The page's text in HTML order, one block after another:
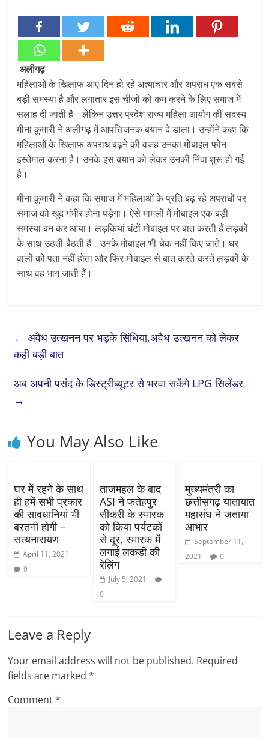
अलीगढ़
महिलाओं के खिलाफ आए दिन हो रहे अत्याचार और अपराध एक सबसे
बड़ी समस्या है और लगातार इस चीजों को कम करने के लिए समाज में
सलाह दी जाती है। लेकिन उत्तर प्रदेश राज्य महिला आयोग की सदस्य
मीना कुमारी ने अलीगढ़ में आपत्तिजनक बयान दे डाला। उन्होंने कहा कि
महिलाओं के खिलाफ अपराध बढ़ने की वजह उनका मोबाइल फोन
इस्तेमाल करना है। उनके इस बयान को लेकर उनकी निंदा शुरू हो गई
है।
मीना कुमारी ने कहा कि समाज में महिलाओं के प्रति बढ़ रहे अपराधों पर
समाज को खुद गंभीर होना पड़ेगा। ऐसे मामलों में मोबाइल एक बड़ी
समस्या बन कर आया। लड़कियां घंटों मोबाइल पर बात करती हैं लड़कों
के साथ उठती-बैठती हैं। उनके मोबाइल भी चेक नहीं किए जाते। घर
वालों को पता नहीं होता और फिर मोबाइल से बात करते-करते लड़कों के
साथ वह भाग जाती हैं।
← अवैध उत्खनन पर भड़के सिंधिया,अवैध उत्खनन को लेकर
कही बड़ी बात
अब अपनी पसंद के डिस्ट्रीब्यूटर से भरवा सकेंगे LPG सिलेंडर
→
You May Also Like
घर में रहने के साथ
ही हमें सभी प्रकार
की सावधानियां भी
बरतनी होगी –
सत्यनारायण
April 11, 2021
0
ताजमहल के बाद
ASI ने फतेहपुर
सीकरी के स्मारक
को किया पर्यटकों
से दूर, स्मारक में
लगाई लकड़ी की
रेलिंग
July 5, 2021
0
मुख्यमंत्री का
छत्तीसगढ़ यातायात
महासंघ ने जताया
आभार
September 11,
2021
0
Leave a Reply
Your email address will not be published. Required
fields are marked*
Comment*